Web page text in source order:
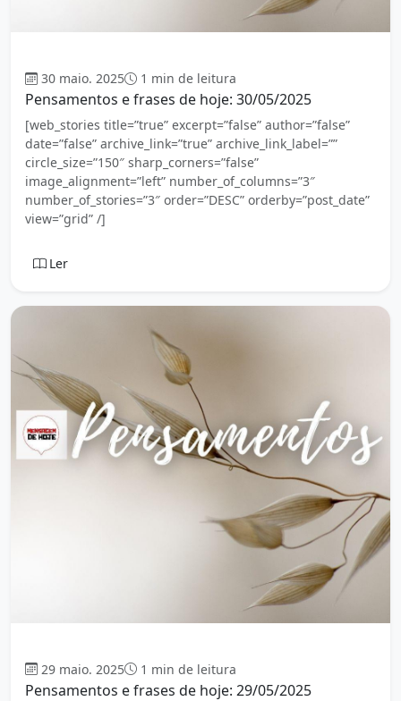
30 maio. 2025 1 min de leitura
Pensamentos e frases de hoje: 30/05/2025
[web_stories title=”true” excerpt=”false” author=”false”
date=”false” archive_link=”true” archive_link_label=””
circle_size=”150″ sharp_corners=”false”
image_alignment=”left” number_of_columns=”3″
number_of_stories=”3″ order=”DESC” orderby=”post_date”
view=”grid” /]
Ler
29 maio. 2025 1 min de leitura
Pensamentos e frases de hoje: 29/05/2025